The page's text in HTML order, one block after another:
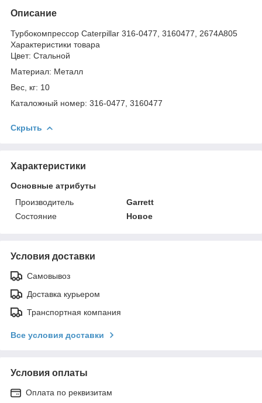
Описание
Турбокомпрессор Caterpillar 316-0477, 3160477, 2674A805
Характеристики товара
Цвет: Стальной
Материал: Металл
Вес, кг: 10
Каталожный номер: 316-0477, 3160477
Скрыть
Характеристики
Основные атрибуты
Производитель
Garrett
Состояние
Новое
Условия доставки
Самовывоз
Доставка курьером
Транспортная компания
Все условия доставки
Условия оплаты
Оплата по реквизитам